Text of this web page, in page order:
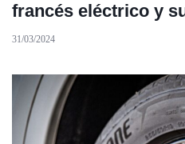
francés eléctrico y
31/03/2024